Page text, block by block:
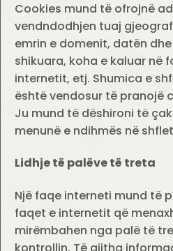
Cookies mund të ofrojnë
vendndodhjen tuaj
emrin e domenit, datën
shikuara, koha e kaluar në
internetit, etj. Shumica e
është vendosur të pranojë
Ju mund të dëshironi të
menunë e ndihmës në
Lidhje të palëve të treta
Një faqe interneti mund të
faqet e internetit që
mirëmbahen nga palë të
kontrollin. Të gjitha